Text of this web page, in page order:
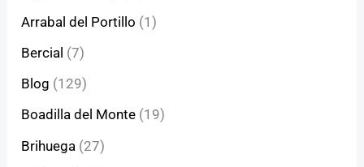
Arrabal del Portillo (1)
Bercial (7)
Blog (129)
Boadilla del Monte (19)
Brihuega (27)